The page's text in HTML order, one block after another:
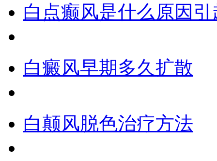
白点癫风是什么原因
白癜风早期多久扩散
白颠风脱色治疗方法